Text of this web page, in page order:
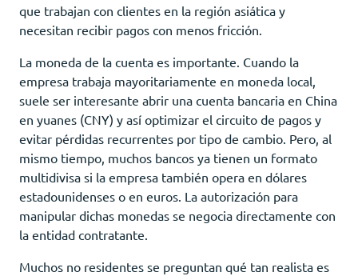
que trabajan con clientes en la región asiática y
necesitan recibir pagos con menos fricción.
La moneda de la cuenta es importante. Cuando la
empresa trabaja mayoritariamente en moneda local,
suele ser interesante abrir una cuenta bancaria en China
en yuanes (CNY) y así optimizar el circuito de pagos y
evitar pérdidas recurrentes por tipo de cambio. Pero, al
mismo tiempo, muchos bancos ya tienen un formato
multidivisa si la empresa también opera en dólares
estadounidenses o en euros. La autorización para
manipular dichas monedas se negocia directamente con
la entidad contratante.
Muchos no residentes se preguntan qué tan realista es